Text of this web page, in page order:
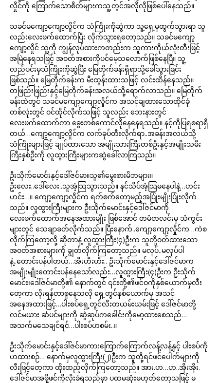
လှိုင်ကို ကြောက်သောစိတ်များကသူ့တွင်အလိုလိုဖြစ်ပေါ်နေသည်။
သခင်မကျော့ကျော့လှိုင်က သံကြိုးကိုဆွဲကာ သူ့ရှေ့မှထွက်သွားရာ သူ
လည်းလေးဖက်ထောက်ပြီး လိုက်သွားရတော့သည်။ သခင်မကျော့
ကျော့လှိုင် သူ့ကို ကျွန်လုပ်ထားကတည်းက သူကားကိုယ်လုံးတီးဖြင့်
အမြဲနေရသဖြင့် အဝတ်အစားကိုပင်မေ့သလောက်ဖြစ်နေပြီ။ သူ့
လည်ပင်းမှသံကြိုးကိုဆွဲပြီး မြေတိုက်ခန်းရှိရာသို့ခေါ်သွားခြင်း
ဖြစ်သည်။ မြေတိုက်ခန်းက မီးထွန်းထားသဖြင့် လင်းထိန်နေသည်။
တဖြည်းဖြည်းနှင့်မြေတိုက်ခန်းအလယ်သို့ရောက်လာသည်။ မြေတိုက်
ခန်းထဲတွင် သခင်မကျော့ကျော့လှိုင်က အသင့်ချထားသောထိုင်ခုံ
တစ်လုံးတွင် ဝင်ထိုင်လိုက်သဖြင့် သူလည်း ဘေးနားတွင်
လေးဖက်ထောက်ကာ ခွေးတစ်ကောင်လိုနေနေရသည်။ နင့်ကိုပြရစရာရှိ
တယ်…ကျော့ကျော့လှိုင်က လက်ခုပ်တီးလိုက်ရာ..အခန်းအလယ်သို့
သံကြိုးများဖြင့် ချုပ်ထားသော အမျိုးသားကြီးတစ်ဦးနှင့်အမျိုးသမီး
ကြီးနှစ်ဦးကို လူထွားကြီးများကဆွဲခေါ်လာကြသည်။
ဦးသိုက်မောင်းနှင့်ဒေါ်ဇင်မာ။သူ၏မွေးစားမိဘများ။
ဦးလေး..ဒေါ်လေး..သူအံ့သြသွားသည်။ နင်သိပ်အံ့သြမနေပါနဲ့…ဟင်း
ဟင်း…။ ကျော့ကျော့လှိုင်က ရက်စက်တော့မည့်အပြုံးမျိုးပြုံးလိုက်
သည်။ လူထွားကြီးများက ဦးသိုက်မောင်းနှင့်ဒေါ်ဇင်မာကို
လေးဖက်ထောက်အနေအထားမျိုး ဖြစ်အောင် တမံတလင်းမှ သံကွင်း
များတွင် သေချာခတ်လိုက်သည်။ ပြီးနောက်..ကျော့ကျော့လှိုင်က…ကဲစ
လိုက်ကြတော့လို့ ဆိုတာနဲ့ လူထွားကြီး(၄)ဦးက သူတို့ဝတ်ထားသော
အဝတ်အစားများကို ချွတ်လိုက်ကြတော့သည်။ မလုပ်..မလုပ်ပါ
နဲ့..တောင်းပန်ပါတယ်…အီးဟီးဟီး.. ဦးသိုက်မောင်းနှင့်ဒေါ်ဇင်မာက
အမျိုးမျိုးတောင်းပန်နေသော်လည်း…လူထွားကြီး(၄)ဦးက ဦးသိုက်
မောင်း၊ဒေါ်ဇင်မာတို့၏ နောက်တွင် ၎င်းတို့၏ဖင်ဝကိုနှစ်ယောက်မှလီး
တေ့ကာ လိုးရန်တာစူနေသလို ရှေ့တွင်နှစ်ယောက်မှ အသင့်
အနေအထားဖြင့်…ပါးစပ်ရှေ့တွင်လီးတယမ်းယမ်းဖြင့် ဒေါ်ဇင်မာတို့
လင်မယား ဆံပင်များကို ဆွဲဆုပ်ကခေါင်းကိုမော့ထားစေသည်…
အသက်မသေချင်ရင်…ပါးစပ်ဟစမ်း..။
ဦးသိုက်မောင်းနှင့်ဒေါ်ဇင်မာကားကြောက်ကြောက်လန့်လန့်နှင့် ပါးစပ်ကို
ဟထားစဉ်… နောက်မှလူထွားကြီး(၂)ဦးက သူတို့ရင်ဖင်ပေါက်များကို
လီးဖြင့်တေ့ကာ ထိုးထည့်လိုက်ကြတော့သည်။ အား.ဟ…ဟ..အိုးအိုး.
ဒေါ်ဇင်မာအဖို့ဖင်ကိုလိုးခံရသည်မှာ ပထမဆုံးမဟုတ်တော့သဖြင့် မ